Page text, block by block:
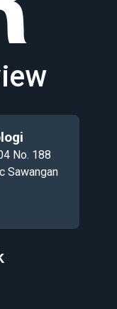
No. 188
Sawangan